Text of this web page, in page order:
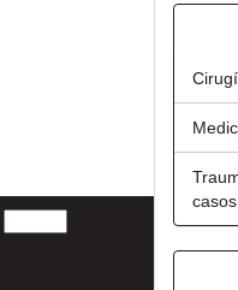
casos